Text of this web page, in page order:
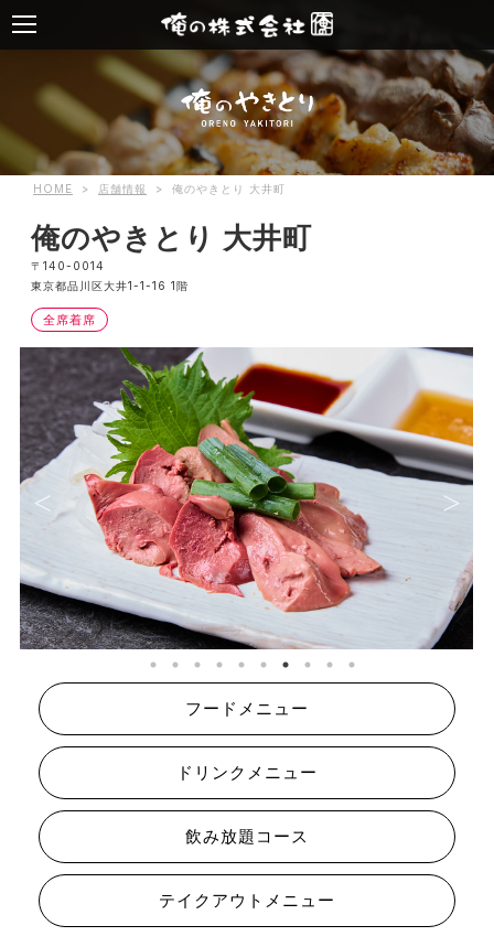
HOME > 店舗情報 > 俺のやきとり 大井町
俺のやきとり 大井町
〒140-0014
東京都品川区大井1-1-16 1階
全席着席
フードメニュー
ドリンクメニュー
飲み放題コース
テイクアウトメニュー